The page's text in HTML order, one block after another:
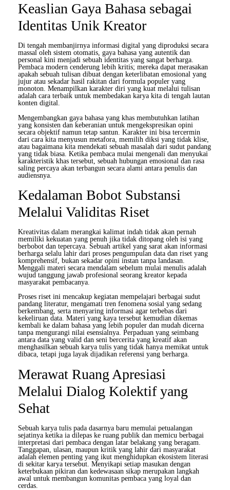
Keaslian Gaya Bahasa sebagai
Identitas Unik Kreator
Di tengah membanjirnya informasi digital yang diproduksi secara
massal oleh sistem otomatis, gaya bahasa yang autentik dan
personal kini menjadi sebuah identitas yang sangat berharga.
Pembaca modern cenderung lebih kritis; mereka dapat merasakan
apakah sebuah tulisan dibuat dengan keterlibatan emosional yang
jujur atau sekadar hasil rakitan dari formula populer yang
monoton. Menampilkan karakter diri yang kuat melalui tulisan
adalah cara terbaik untuk membedakan karya kita di tengah lautan
konten digital.
Mengembangkan gaya bahasa yang khas membutuhkan latihan
yang konsisten dan keberanian untuk mengekspresikan opini
secara objektif namun tetap santun. Karakter ini bisa tercermin
dari cara kita menyusun metafora, memilih diksi yang tidak klise,
atau bagaimana kita mendekati sebuah masalah dari sudut pandang
yang tidak biasa. Ketika pembaca mulai mengenali dan menyukai
karakteristik khas tersebut, sebuah hubungan emosional dan rasa
saling percaya akan terbangun secara alami antara penulis dan
audiensnya.
Kedalaman Bobot Substansi
Melalui Validitas Riset
Kreativitas dalam merangkai kalimat indah tidak akan pernah
memiliki kekuatan yang penuh jika tidak ditopang oleh isi yang
berbobot dan tepercaya. Sebuah artikel yang sarat akan informasi
berharga selalu lahir dari proses pengumpulan data dan riset yang
komprehensif, bukan sekadar opini instan tanpa landasan.
Menggali materi secara mendalam sebelum mulai menulis adalah
wujud tanggung jawab profesional seorang kreator kepada
masyarakat pembacanya.
Proses riset ini mencakup kegiatan mempelajari berbagai sudut
pandang literatur, mengamati tren fenomena sosial yang sedang
berkembang, serta menyaring informasi agar terbebas dari
kekeliruan data. Materi yang kaya tersebut kemudian dikemas
kembali ke dalam bahasa yang lebih populer dan mudah dicerna
tanpa mengurangi nilai esensialnya. Perpaduan yang seimbang
antara data yang valid dan seni bercerita yang kreatif akan
menghasilkan sebuah karya tulis yang tidak hanya memikat untuk
dibaca, tetapi juga layak dijadikan referensi yang berharga.
Merawat Ruang Apresiasi
Melalui Dialog Kolektif yang
Sehat
Sebuah karya tulis pada dasarnya baru memulai petualangan
sejatinya ketika ia dilepas ke ruang publik dan memicu berbagai
interpretasi dari pembaca dengan latar belakang yang beragam.
Tanggapan, ulasan, maupun kritik yang lahir dari masyarakat
adalah elemen penting yang ikut menghidupkan ekosistem literasi
di sekitar karya tersebut. Menyikapi setiap masukan dengan
keterbukaan pikiran dan kedewasaan sikap merupakan langkah
awal untuk membangun komunitas pembaca yang loyal dan
cerdas.